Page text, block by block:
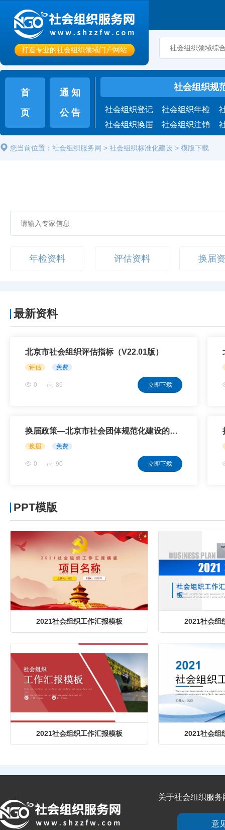
打造专业的社会组织领域门户网站
首
页
通 知
公 告
社会组织规
社会组织登记 社会组织年检
社会组织换届
社会组织注销
您当前位置： 社会组织服务网 > 社会组织标准化建设 > 模版下载
年检资料 评估资料 换届
最新资料
北京市社会组织评估指标（V22.01版）
评估 免费
0 86 立即下载
换届政策—北京市社会团体规范化建设的指导意见
换届 免费
0 90 立即下载
PPT模版
2021社会组织工作汇报模板 2021社会组
2021社会组织工作汇报模板 2021社会组
关于社会组织服务
意